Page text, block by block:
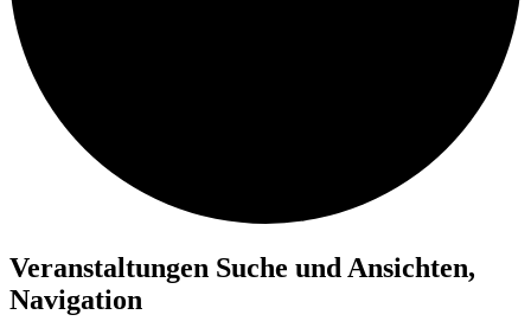
Veranstaltungen
Veranstaltungen Suche und Ansichten,
Navigation